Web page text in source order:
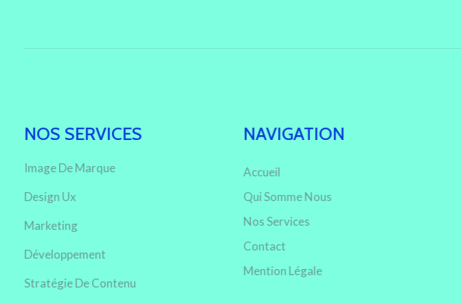
NOS SERVICES
Image De Marque
Design Ux
Marketing
Développement
Stratégie De Contenu
NAVIGATION
Accueil
Qui Somme Nous
Nos Services
Contact
Mention Légale